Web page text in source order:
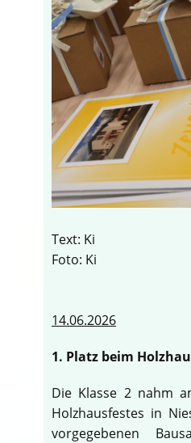
Text: Ki
Foto: Ki
14.06.2026
1. Platz beim
Die Klasse 2 nahm
Holzhausfestes in
vorgegebenen